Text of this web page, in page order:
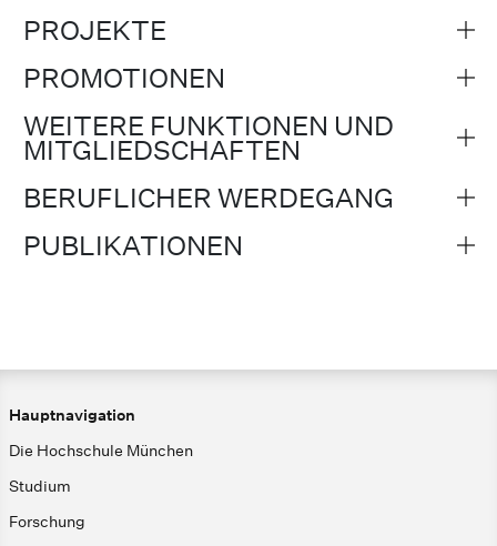
PROJEKTE
PROMOTIONEN
WEITERE FUNKTIONEN UND
MITGLIEDSCHAFTEN
BERUFLICHER WERDEGANG
PUBLIKATIONEN
Hauptnavigation
Die Hochschule München
Studium
Forschung